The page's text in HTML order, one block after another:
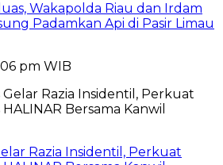
Wakapolda Riau dan Irdam
Padamkan Api di Pasir Limau
pm WIB
Razia Insidentil, Perkuat